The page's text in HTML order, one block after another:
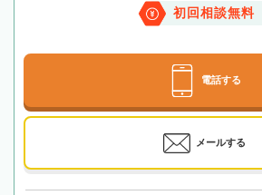
初回相談無料
電話する
メールする